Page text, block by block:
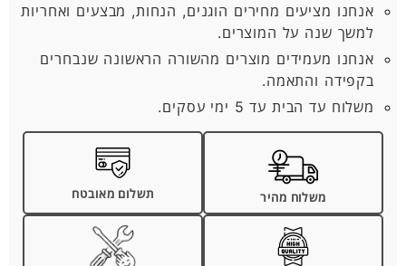
אנחנו מציעים מחירים הוגנים, הנחות, מבצעים ואחריות
למשך שנה על המוצרים.
אנחנו מעמידים מוצרים מהשורה הראשונה שנבחרים
בקפידה והתאמה.
משלוח עד הבית עד 5 ימי עסקים.
משלוח מהיר תשלום מאובטח